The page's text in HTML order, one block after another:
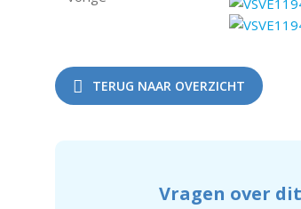
TERUG NAAR OVERZICHT
Vragen over